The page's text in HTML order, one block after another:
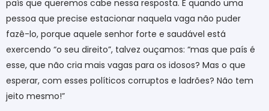
país que queremos cabe nessa resposta. E quando uma
pessoa que precise estacionar naquela vaga não puder
fazê-lo, porque aquele senhor forte e saudável está
exercendo “o seu direito”, talvez ouçamos: “mas que país é
esse, que não cria mais vagas para os idosos? Mas o que
esperar, com esses políticos corruptos e ladrões? Não tem
jeito mesmo!”